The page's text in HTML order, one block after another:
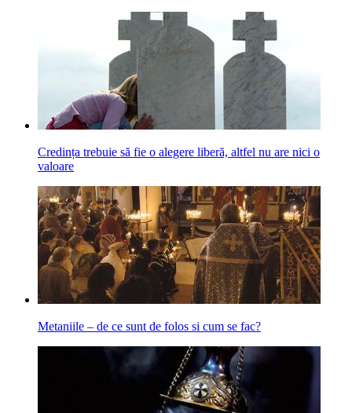
Credința trebuie să fie o alegere liberă, altfel nu are nici o
valoare
Metaniile – de ce sunt de folos si cum se fac?